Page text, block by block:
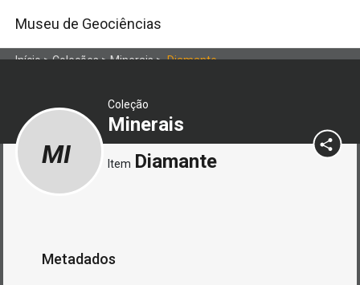
Museu de Geociências
Início>Coleções>Minerais>Diamante
Coleção
Minerais
MI Item Diamante
Metadados